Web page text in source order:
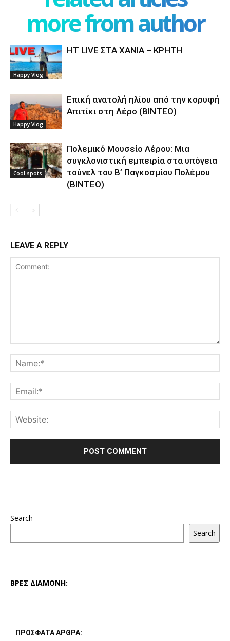
more from author
Happy Vlog
HT LIVE ΣΤΑ ΧΑΝΙΑ – ΚΡΗΤΗ
Happy Vlog
Επική ανατολή ηλίου από την κορυφή
Απιτίκι στη Λέρο (ΒΙΝΤΕΟ)
Cool spots
Πολεμικό Μουσείο Λέρου: Μια
συγκλονιστική εμπειρία στα υπόγεια
τούνελ του Β’ Παγκοσμίου Πολέμου
(ΒΙΝΤΕΟ)
LEAVE A REPLY
Search
Search
ΒΡΕΣ ΔΙΑΜΟΝΗ:
ΠΡΟΣΦΑΤΑ ΑΡΘΡΑ: